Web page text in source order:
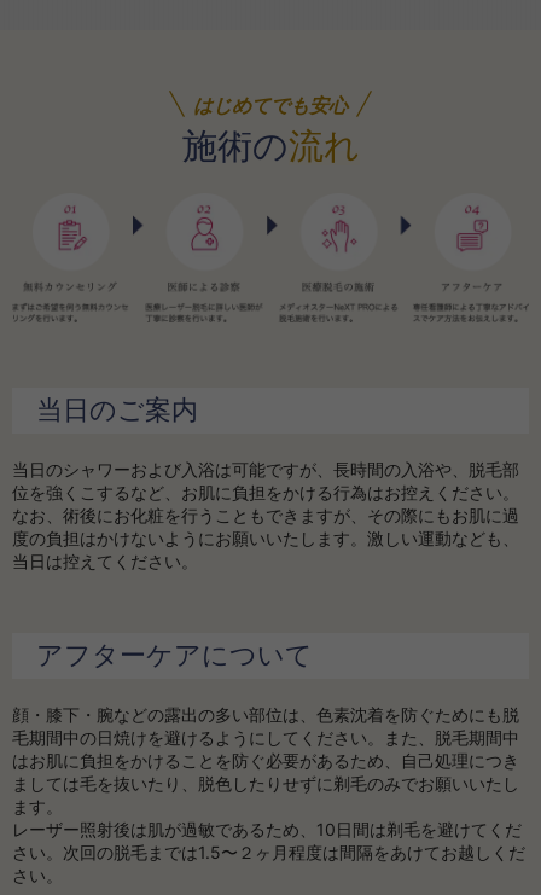
はじめてでも安心
施術の流れ
当日のご案内
当日のシャワーおよび入浴は可能ですが、長時間の入浴や、脱毛部
位を強くこするなど、お肌に負担をかける行為はお控えください。
なお、術後にお化粧を行うこともできますが、その際にもお肌に過
度の負担はかけないようにお願いいたします。激しい運動なども、
当日は控えてください。
アフターケアについて
顔・膝下・腕などの露出の多い部位は、色素沈着を防ぐためにも脱
毛期間中の日焼けを避けるようにしてください。また、脱毛期間中
はお肌に負担をかけることを防ぐ必要があるため、自己処理につき
ましては毛を抜いたり、脱色したりせずに剃毛のみでお願いいたし
ます。
レーザー照射後は肌が過敏であるため、10日間は剃毛を避けてくだ
さい。次回の脱毛までは1.5〜２ヶ月程度は間隔をあけてお越しくだ
さい。